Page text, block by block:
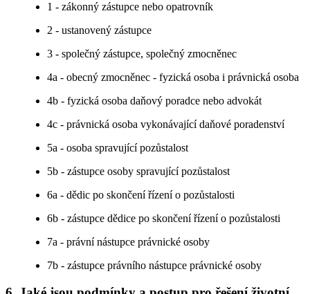
1 - zákonný zástupce nebo opatrovník
2 - ustanovený zástupce
3 - společný zástupce, společný zmocněnec
4a - obecný zmocněnec - fyzická osoba i právnická osoba
4b - fyzická osoba daňový poradce nebo advokát
4c - právnická osoba vykonávající daňové poradenství
5a - osoba spravující pozůstalost
5b - zástupce osoby spravující pozůstalost
6a - dědic po skončení řízení o pozůstalosti
6b - zástupce dědice po skončení řízení o pozůstalosti
7a - právní nástupce právnické osoby
7b - zástupce právního nástupce právnické osoby